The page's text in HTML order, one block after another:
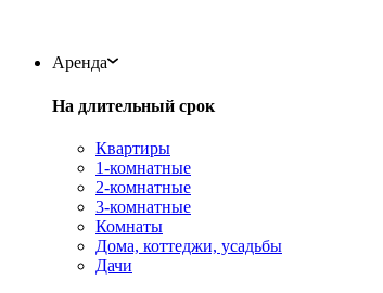
Аренда
На длительный срок
Квартиры
1-комнатные
2-комнатные
3-комнатные
Комнаты
Дома, коттеджи, усадьбы
Дачи